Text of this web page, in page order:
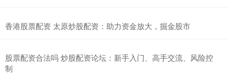
香港股票配资 太原炒股配资：助力资金放大，掘金股市
股票配资合法吗 炒股配资论坛：新手入门、高手交流、风险控
制